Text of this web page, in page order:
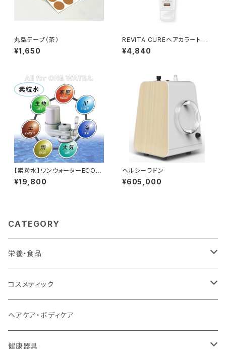
丸型テープ（茶）
¥1,650
REVITA CUREヘアカラートリ
ートメント ダークブラウン
¥4,840
【素粒水】ワンウォーターECO
浄水器 活水器 蛇口直結型
¥19,800
ヘルシーラドン
¥605,000
CATEGORY
栄養・食品
植物エキス商品
植物ミネラル
プロテイン
コスメティック
ヘナシリーズ
モイスチュアEXシリーズ
ヘアケア・ボディケア
健康器具